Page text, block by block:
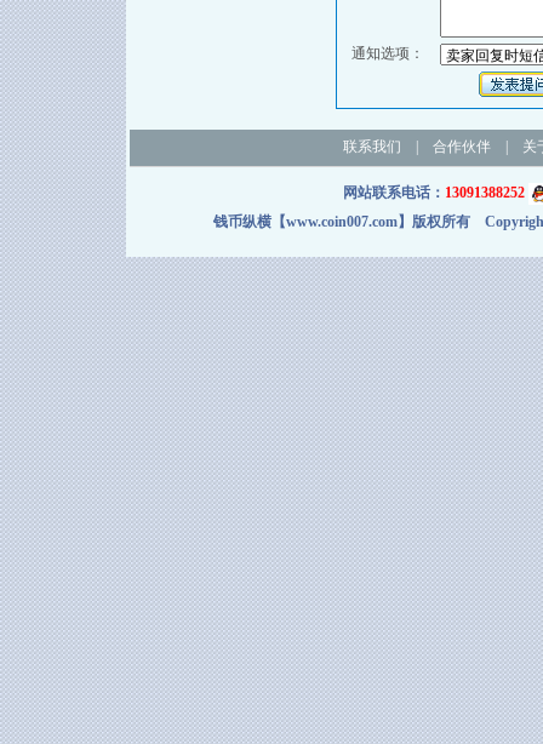
通知选项：
联系我们 合作伙伴| 关
网站联系电话： 13091388252
钱币纵横【www.coin007.com】版权所有